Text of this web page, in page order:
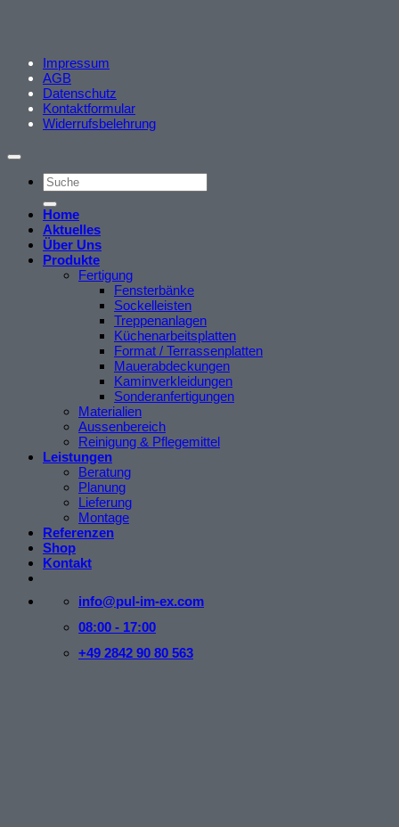
Impressum
AGB
Datenschutz
Kontaktformular
Widerrufsbelehrung
Home
Aktuelles
Über Uns
Produkte
Fertigung
Fensterbänke
Sockelleisten
Treppenanlagen
Küchenarbeitsplatten
Format / Terrassenplatten
Mauerabdeckungen
Kaminverkleidungen
Sonderanfertigungen
Materialien
Aussenbereich
Reinigung & Pflegemittel
Leistungen
Beratung
Planung
Lieferung
Montage
Referenzen
Shop
Kontakt
info@pul-im-ex.com
08:00 - 17:00
+49 2842 90 80 563